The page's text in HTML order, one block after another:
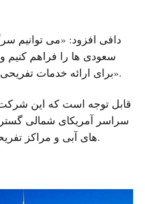
دافی افزود: «می توانیم
سعودی ها را فراهم کنیم
برای ارائه خدمات تفریحی بیشتر مشارکت می کنیم».
سراسر آمریکای شمالی
های آبی و مراکز تفریحی برای خانواده می باشد.